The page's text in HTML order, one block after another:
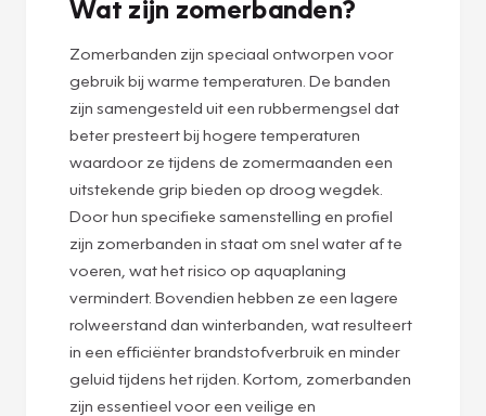
Wat zijn zomerbanden?
Zomerbanden zijn speciaal ontworpen voor
gebruik bij warme temperaturen. De banden
zijn samengesteld uit een rubbermengsel dat
beter presteert bij hogere temperaturen
waardoor ze tijdens de zomermaanden een
uitstekende grip bieden op droog wegdek.
Door hun specifieke samenstelling en profiel
zijn zomerbanden in staat om snel water af te
voeren, wat het risico op aquaplaning
vermindert. Bovendien hebben ze een lagere
rolweerstand dan winterbanden, wat resulteert
in een efficiënter brandstofverbruik en minder
geluid tijdens het rijden. Kortom, zomerbanden
zijn essentieel voor een veilige en